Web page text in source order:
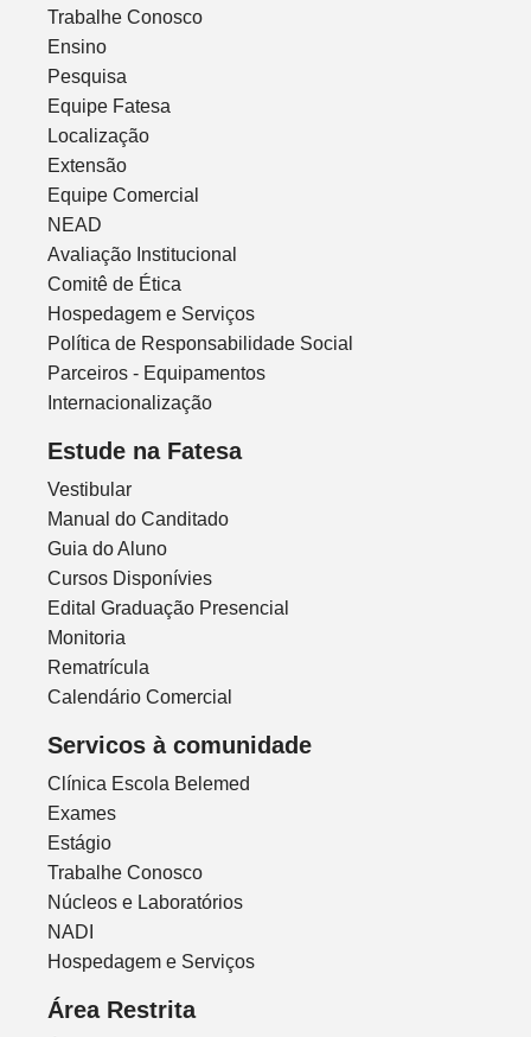
Trabalhe Conosco
Ensino
Pesquisa
Equipe Fatesa
Localização
Extensão
Equipe Comercial
NEAD
Avaliação Institucional
Comitê de Ética
Hospedagem e Serviços
Política de Responsabilidade Social
Parceiros - Equipamentos
Internacionalização
Estude na Fatesa
Vestibular
Manual do Canditado
Guia do Aluno
Cursos Disponívies
Edital Graduação Presencial
Monitoria
Rematrícula
Calendário Comercial
Servicos à comunidade
Clínica Escola Belemed
Exames
Estágio
Trabalhe Conosco
Núcleos e Laboratórios
NADI
Hospedagem e Serviços
Área Restrita